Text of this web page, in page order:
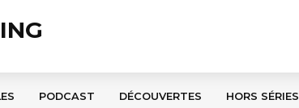
PODCAST DÉCOUVERTES HORS SÉRIES